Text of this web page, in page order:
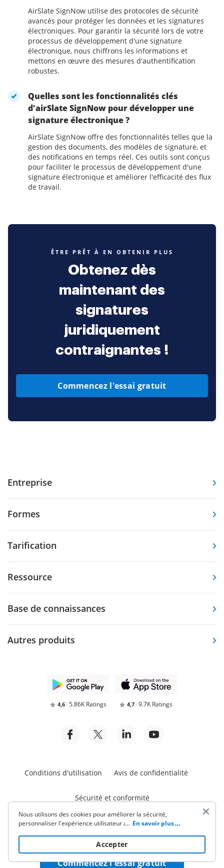
AirSlate SignNow utilise des protocoles de sécurité
avancés pour protéger les données et les signatures
électroniques. Pour garantir la sécurité lors de votre
processus de développement d'une signature
électronique, nous chiffrons les informations et
mettons en œuvre des mesures d'authentification
robustes.
Quelles sont les fonctionnalités clés
d'airSlate SignNow pour développer une
signature électronique ?
AirSlate SignNow offre des fonctionnalités telles que la
gestion des documents, des modèles de signature, et
des notifications en temps réel. Ces outils sont conçus
pour faciliter le processus de développement d'une
signature électronique et améliorer l'efficacité des flux
de travail.
ÊTRE PRÊT À EN OBTENIR PLUS
Obtenez dès
maintenant des
signatures
juridiquement
contraignantes !
Commencez l'essai gratuit
Entreprise
Formes
Tarification
Ressource
Base de connaissances
Autres produits
4,6 5.86K Ratings 4,7 9.7K Ratings
Conditions d'utilisation Avis de confidentialité
Sécurité et conformité
Commencez l'essai gratuit
Nous utilisons des cookies pour améliorer la sécurité,
personnaliser l'expérience utilisateur améliorer nos activités
de tiers) et pour une autre utilisation commerciale. Cliquez
pour lire notre politique de cookies. En cliquant sur «
... En savoir plus
Accepter